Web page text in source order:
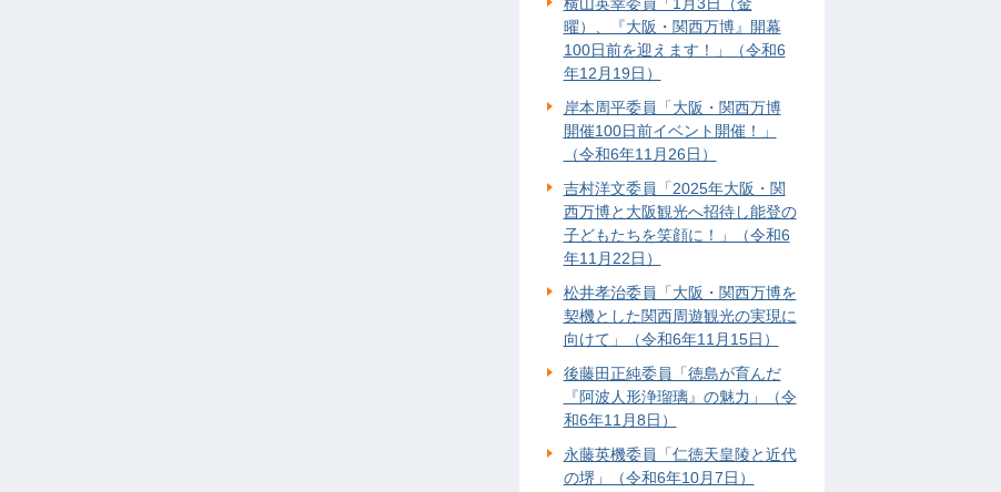
曜）、『大阪・関西万博』開幕
100日前を迎えます！」（令和6
年12月19日）
岸本周平委員「大阪・関西万博
開催100日前イベント開催！」
（令和6年11月26日）
吉村洋文委員「2025年大阪・関
西万博と大阪観光へ招待し能登の
子どもたちを笑顔に！」（令和6
年11月22日）
松井孝治委員「大阪・関西万博を
契機とした関西周遊観光の実現に
向けて」（令和6年11月15日）
後藤田正純委員「徳島が育んだ
『阿波人形浄瑠璃』の魅力」（令
和6年11月8日）
永藤英機委員「仁徳天皇陵と近代
の堺」（令和6年10月7日）